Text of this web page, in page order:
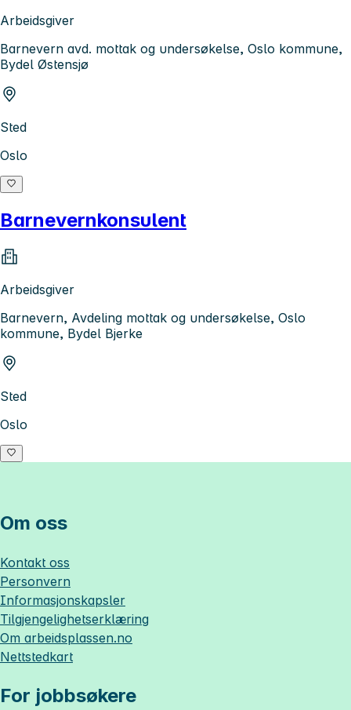
Arbeidsgiver
Barnevern avd. mottak og undersøkelse, Oslo kommune,
Bydel Østensjø
Sted
Oslo
Barnevernkonsulent
Arbeidsgiver
Barnevern, Avdeling mottak og undersøkelse, Oslo
kommune, Bydel Bjerke
Sted
Oslo
Om oss
Kontakt oss
Personvern
Informasjonskapsler
Tilgjengelighetserklæring
Om arbeidsplassen.no
Nettstedkart
For jobbsøkere